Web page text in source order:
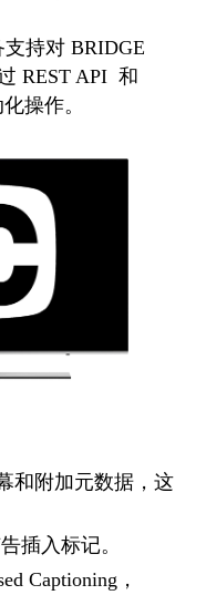
持对 BRIDGE
REST API 和
操作。
和附加元数据，这
插入标记。
Captioning，